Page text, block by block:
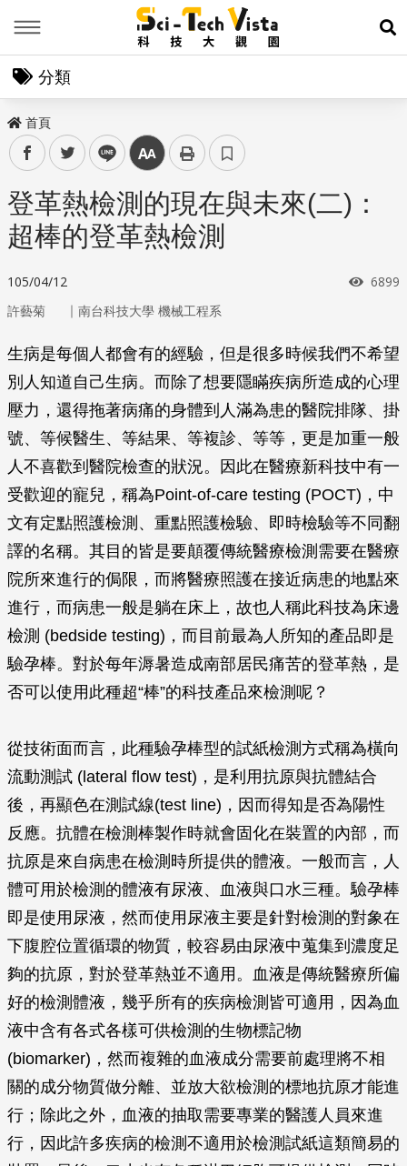
展
分類
首頁
facebooktwitter line 中
登革熱檢測的現在與未來(二)：
超棒的登革熱檢測
105/04/12 瀏覽
6899
許藝菊 ｜ 南台科技大學 機械工程系
生病是每個人都會有的經驗，但是很多時候我們不希望
別人知道自己生病。而除了想要隱瞞疾病所造成的心理
壓力，還得拖著病痛的身體到人滿為患的醫院排隊、掛
號、等候醫生、等結果、等複診、等等，更是加重一般
人不喜歡到醫院檢查的狀況。因此在醫療新科技中有一
受歡迎的寵兒，稱為Point-of-care testing (POCT)，中
文有定點照護檢測、重點照護檢驗、即時檢驗等不同翻
譯的名稱。其目的皆是要顛覆傳統醫療檢測需要在醫療
院所來進行的侷限，而將醫療照護在接近病患的地點來
進行，而病患一般是躺在床上，故也人稱此科技為床邊
檢測 (bedside testing)，而目前最為人所知的產品即是
驗孕棒。對於每年溽暑造成南部居民痛苦的登革熱，是
否可以使用此種超“棒”的科技產品來檢測呢？
從技術面而言，此種驗孕棒型的試紙檢測方式稱為橫向
流動測試 (lateral flow test)，是利用抗原與抗體結合
後，再顯色在測試線(test line)，因而得知是否為陽性
反應。抗體在檢測棒製作時就會固化在裝置的內部，而
抗原是來自病患在檢測時所提供的體液。一般而言，人
體可用於檢測的體液有尿液、血液與口水三種。驗孕棒
即是使用尿液，然而使用尿液主要是針對檢測的對象在
下腹腔位置循環的物質，較容易由尿液中蒐集到濃度足
夠的抗原，對於登革熱並不適用。血液是傳統醫療所偏
好的檢測體液，幾乎所有的疾病檢測皆可適用，因為血
液中含有各式各樣可供檢測的生物標記物
(biomarker)，然而複雜的血液成分需要前處理將不相
關的成分物質做分離、並放大欲檢測的標地抗原才能進
行；除此之外，血液的抽取需要專業的醫護人員來進
行，因此許多疾病的檢測不適用於檢測試紙這類簡易的